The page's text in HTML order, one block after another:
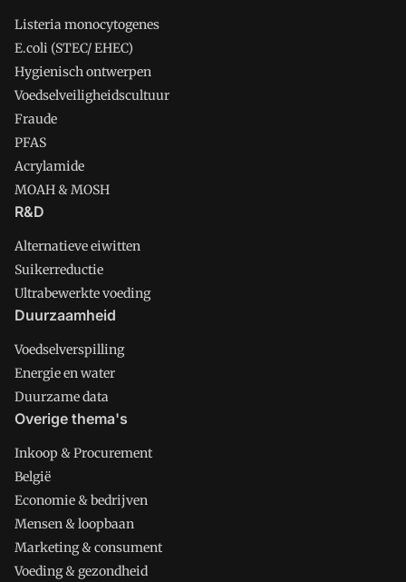
Listeria monocytogenes
E.coli (STEC/ EHEC)
Hygienisch ontwerpen
Voedselveiligheidscultuur
Fraude
PFAS
Acrylamide
MOAH & MOSH
R&D
Alternatieve eiwitten
Suikerreductie
Ultrabewerkte voeding
Duurzaamheid
Voedselverspilling
Energie en water
Duurzame data
Overige thema's
Inkoop & Procurement
België
Economie & bedrijven
Mensen & loopbaan
Marketing & consument
Voeding & gezondheid